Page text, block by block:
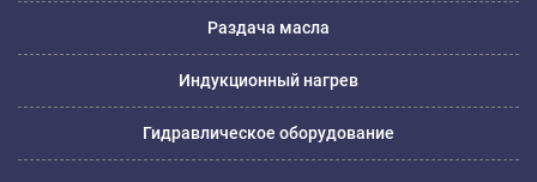
Раздача масла
Индукционный нагрев
Гидравлическое оборудование